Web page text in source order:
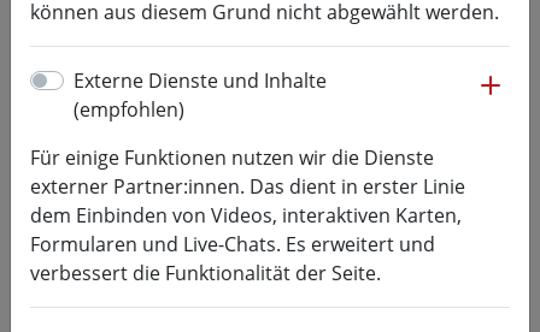
Der Bereich CD entwickelt und koordiniert das visuelle
allen Kommunikationsmaßnahmen zur Präsentation
um.
Für die Arbeit der Fakultäten, Institute und des
Hochschulmanagements stellen wir Vorlagen zur
Verfügung. Zudem beraten wir zu konkreten
Kommunikationsmitteln und wie sie am besten
können aus diesem Grund nicht abgewählt werden.
Externe Dienste und Inhalte
(empfohlen)
Für einige Funktionen nutzen wir die Dienste
externer Partner:innen. Das dient in erster Linie
dem Einbinden von Videos, interaktiven Karten,
Formularen und Live-Chats. Es erweitert und
verbessert die Funktionalität der Seite.